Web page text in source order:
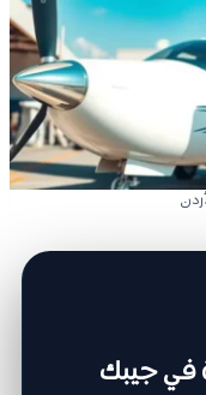
في جيبك